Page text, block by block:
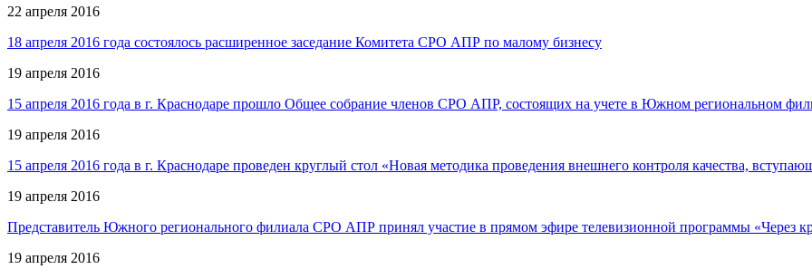
22 апреля 2016
18 апреля 2016 года состоялось расширенное заседание Комитета СРО АПР по малому бизнесу
19 апреля 2016
15 апреля 2016 года в г. Краснодаре прошло Общее собрание членов СРО АПР, состоящих на учете в Южном региональном
19 апреля 2016
15 апреля 2016 года в г. Краснодаре проведен круглый стол «Новая методика проведения внешнего контроля качества,
19 апреля 2016
Представитель Южного регионального филиала СРО АПР принял участие в прямом эфире телевизионной программы «Через
19 апреля 2016